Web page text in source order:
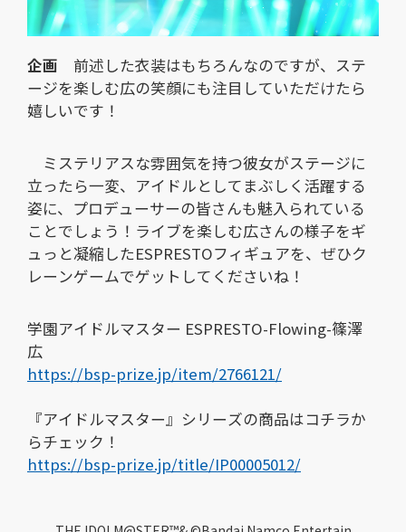
企画 前述した衣装はもちろんなのですが、ステ
ージを楽しむ広の笑顔にも注目していただけたら
嬉しいです！
ミステリアスな雰囲気を持つ彼女がステージに
立ったら一変、アイドルとしてまぶしく活躍する
姿に、プロデューサーの皆さんも魅入られている
ことでしょう！ライブを楽しむ広さんの様子をギ
ュっと凝縮したESPRESTOフィギュアを、ぜひク
レーンゲームでゲットしてくださいね！
学園アイドルマスター ESPRESTO-Flowing-篠澤
広
https://bsp-prize.jp/item/2766121/
『アイドルマスター』シリーズの商品はコチラか
らチェック！
https://bsp-prize.jp/title/IP00005012/